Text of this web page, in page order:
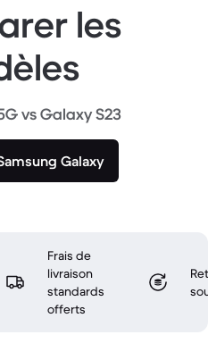
les
vs Galaxy S23
Galaxy
Frais de
livraison
standards
offerts